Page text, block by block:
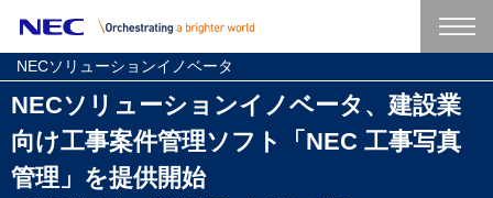
NECソリューションイノベータ
NECソリューションイノベータ、建設業
向け工事案件管理ソフト「NEC 工事写真
管理」を提供開始